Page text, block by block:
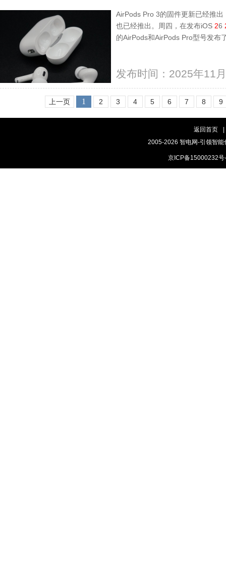
AirPods Pro 3的固件更新已经推
也已经推出。周四，在发布iOS 26
的AirPods和AirPods Pro型号发布
发布时间：2025年11
上一页 1 2 3 4 5 6 7 8 9
返回首页
2005-2026 智电网-引领智
京ICP备15000232号